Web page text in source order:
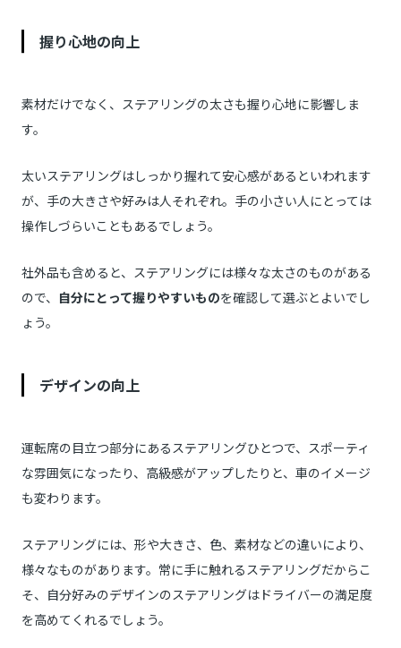
握り心地の向上
素材だけでなく、ステアリングの太さも握り心地に影響しま
す。
太いステアリングはしっかり握れて安心感があるといわれます
が、手の大きさや好みは人それぞれ。手の小さい人にとっては
操作しづらいこともあるでしょう。
社外品も含めると、ステアリングには様々な太さのものがある
ので、 自分にとって握りやすいものを確認して選ぶとよいでし
ょう。
デザインの向上
運転席の目立つ部分にあるステアリングひとつで、スポーティ
な雰囲気になったり、高級感がアップしたりと、車のイメージ
も変わります。
ステアリングには、形や大きさ、色、素材などの違いにより、
様々なものがあります。常に手に触れるステアリングだからこ
そ、自分好みのデザインのステアリングはドライバーの満足度
を高めてくれるでしょう。